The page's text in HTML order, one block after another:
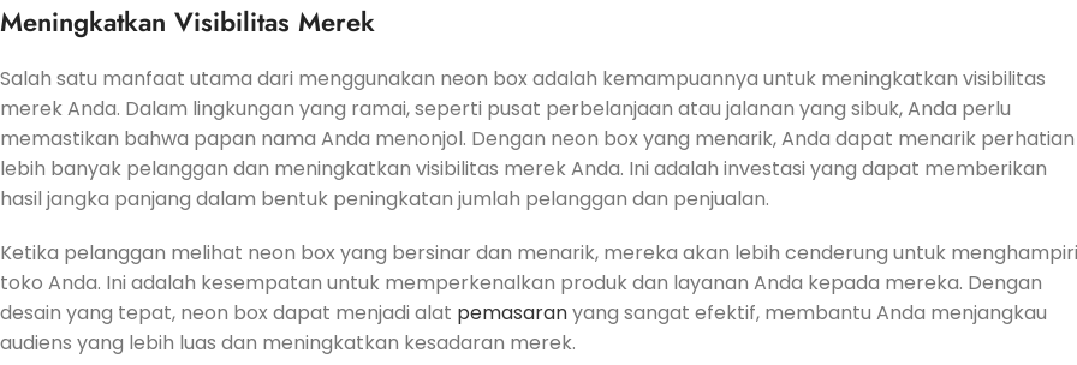
Meningkatkan Visibilitas Merek
Salah satu manfaat utama dari menggunakan neon box adalah kemampuannya untuk meningkatkan visibilitas
merek Anda. Dalam lingkungan yang ramai, seperti pusat perbelanjaan atau jalanan yang sibuk, Anda perlu
memastikan bahwa papan nama Anda menonjol. Dengan neon box yang menarik, Anda dapat menarik perhatian
lebih banyak pelanggan dan meningkatkan visibilitas merek Anda. Ini adalah investasi yang dapat memberikan
hasil jangka panjang dalam bentuk peningkatan jumlah pelanggan dan penjualan.
Ketika pelanggan melihat neon box yang bersinar dan menarik, mereka akan lebih cenderung untuk menghampiri
toko Anda. Ini adalah kesempatan untuk memperkenalkan produk dan layanan Anda kepada mereka. Dengan
desain yang tepat, neon box dapat menjadi alat pemasaranyang sangat efektif, membantu Anda menjangkau
audiens yang lebih luas dan meningkatkan kesadaran merek.